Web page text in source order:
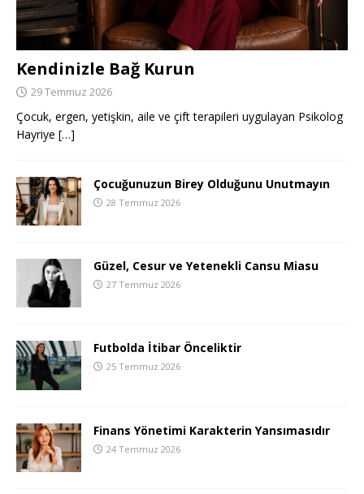
Kendinizle Bağ Kurun
29 Temmuz 2026
Çocuk, ergen, yetişkin, aile ve çift terapileri uygulayan Psikolog
Hayriye […]
Çocuğunuzun Birey Olduğunu Unutmayın
28 Temmuz 2026
Güzel, Cesur ve Yetenekli Cansu Miasu
27 Temmuz 2026
Futbolda İtibar Önceliktir
25 Temmuz 2026
Finans Yönetimi Karakterin Yansımasıdır
24 Temmuz 2026